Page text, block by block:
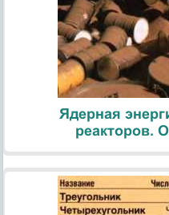
Ядерная
реакторов.